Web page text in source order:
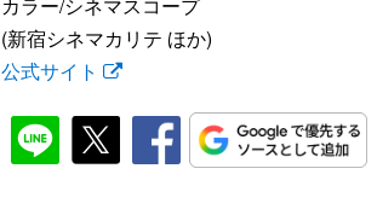
(新宿シネマカリテ ほか)
公式サイト